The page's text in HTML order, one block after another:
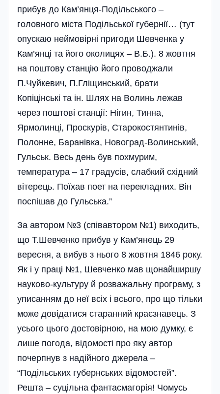
прибув до Кам’янця-Подільського –
головного міста Подільської губернії… (тут
опускаю неймовірні пригоди Шевченка у
Кам’янці та його околицях – В.Б.). 8 жовтня
на поштову станцію його проводжали
П.Чуйкевич, П.Гліщинський, брати
Копіцінські та ін. Шлях на Волинь лежав
через поштові станції: Нігин, Тинна,
Ярмолинці, Проскурів, Старокостянтинів,
Полонне, Баранівка, Новоград-Волинський,
Гульськ. Весь день був похмурим,
температура – 17 градусів, слабкий східний
вітерець. Поїхав поет на перекладних. Він
поспішав до Гульська.”
За автором №3 (співавтором №1) виходить,
що Т.Шевченко прибув у Кам’янець 29
вересня, а вибув з нього 8 жовтня 1846 року.
Як і у праці №1, Шевченко мав щонайширшу
науково-культуру й розважальну програму, з
уписанням до неї всіх і всього, про що тільки
може довідатися старанний краєзнавець. З
усього цього достовірною, на мою думку, є
лише погода, відомості про яку автор
почерпнув з надійного джерела –
“Подільських губернських відомостей”.
Решта – суцільна фантасмагорія! Чомусь